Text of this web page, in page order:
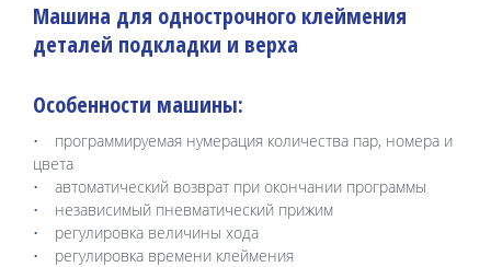
Машина для однострочного клеймения
деталей подкладки и верха
Особенности машины:
программируемая нумерация количества пар, номера и
цвета
автоматический возврат при окончании программы
независимый пневматический прижим
регулировка величины хода
регулировка времени клеймения